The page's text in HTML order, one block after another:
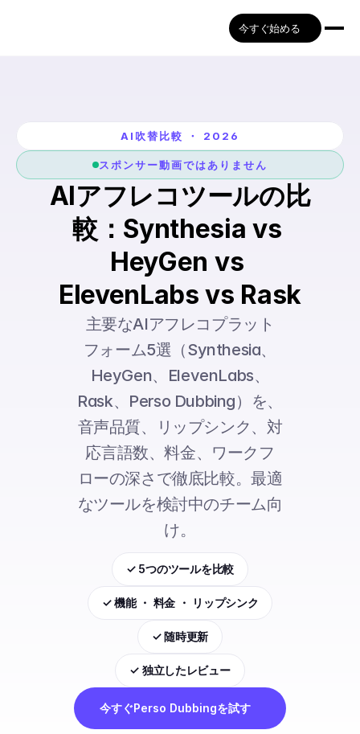
今すぐ始める
AI吹替比較 ・ 2026
スポンサー動画ではありません
AIアフレコツールの比
較：Synthesia vs
HeyGen vs
ElevenLabs vs Rask
主要なAIアフレコプラット
フォーム5選（Synthesia、
HeyGen、ElevenLabs、
Rask、Perso Dubbing）を、
音声品質、リップシンク、対
応言語数、料金、ワークフ
ローの深さで徹底比較。最適
なツールを検討中のチーム向
け。
✓ 5つのツールを比較
✓ 機能 ・ 料金 ・ リップシンク
✓ 随時更新
✓ 独立したレビュー
今すぐPerso Dubbingを試す